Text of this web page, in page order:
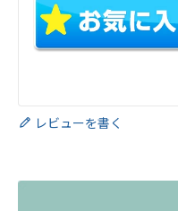
レビューを書く